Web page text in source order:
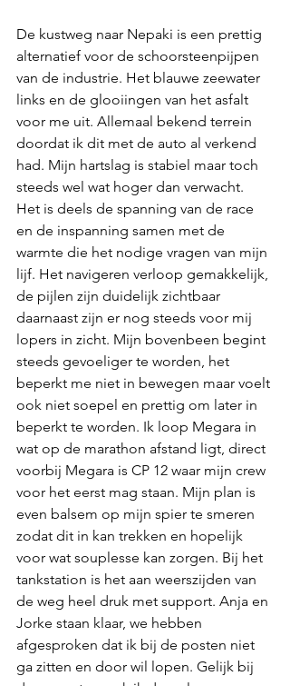
De kustweg naar Nepaki is een prettig
alternatief voor de schoorsteenpijpen
van de industrie. Het blauwe zeewater
links en de glooiingen van het asfalt
voor me uit. Allemaal bekend terrein
doordat ik dit met de auto al verkend
had. Mijn hartslag is stabiel maar toch
steeds wel wat hoger dan verwacht.
Het is deels de spanning van de race
en de inspanning samen met de
warmte die het nodige vragen van mijn
lijf. Het navigeren verloop gemakkelijk,
de pijlen zijn duidelijk zichtbaar
daarnaast zijn er nog steeds voor mij
lopers in zicht. Mijn bovenbeen begint
steeds gevoeliger te worden, het
beperkt me niet in bewegen maar voelt
ook niet soepel en prettig om later in
beperkt te worden. Ik loop Megara in
wat op de marathon afstand ligt, direct
voorbij Megara is CP 12 waar mijn crew
voor het eerst mag staan. Mijn plan is
even balsem op mijn spier te smeren
zodat dit in kan trekken en hopelijk
voor wat souplesse kan zorgen. Bij het
tankstation is het aan weerszijden van
de weg heel druk met support. Anja en
Jorke staan klaar, we hebben
afgesproken dat ik bij de posten niet
ga zitten en door wil lopen. Gelijk bij